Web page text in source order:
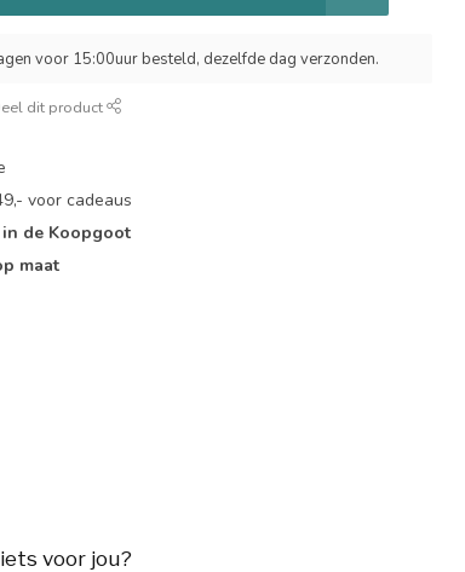
voor 15:00uur besteld, dezelfde dag verzonden.
dit product
voor cadeaus
de Koopgoot
maat
voor jou?